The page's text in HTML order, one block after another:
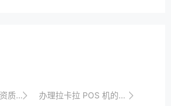
揭秘 办理拉卡拉 POS 机的费用明细